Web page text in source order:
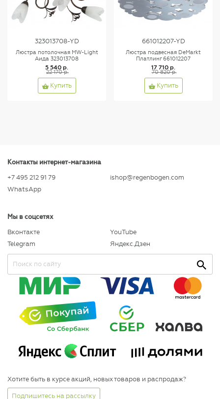
323013708-YD
Люстра потолочная MW-Light
Аида 323013708
5 540 р.
22 170 р.
Купить
661012207-YD
Люстра подвесная DeMarkt
Платлинг 661012207
17 710 р.
70 820 р.
Купить
Контакты интернет-магазина
+7 495 212 91 79
WhatsApp
ishop@regenbogen.com
Мы в соцсетях
Вконтакте
Telegram
YouTube
Яндекс.Дзен
Хотите быть в курсе акций, новых товаров и распродаж?
Подпишитесь на рассылку